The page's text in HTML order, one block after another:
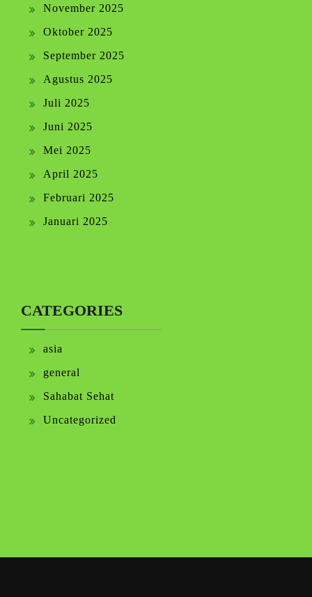
November 2025
Oktober 2025
September 2025
Agustus 2025
Juli 2025
Juni 2025
Mei 2025
April 2025
Februari 2025
Januari 2025
CATEGORIES
asia
general
Sahabat Sehat
Uncategorized